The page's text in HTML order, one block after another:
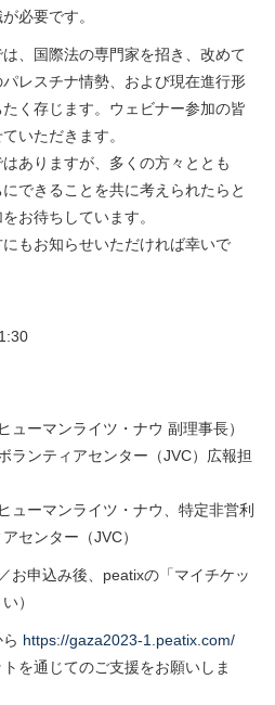
必要です。
、国際法の専門家を招き、改めて
レスチナ情勢、および現在進行形
く存じます。ウェビナー参加の皆
いただきます。
ありますが、多くの方々ととも
できることを共に考えられたらと
お待ちしています。
もお知らせいただければ幸いで
ューマンライツ・ナウ 副理事長）
ランティアセンター（JVC）広報担
ューマンライツ・ナウ、特定非営利
センター（JVC）
お申込み後、peatixの「マイチケッ
）
https://gaza2023-1.peatix.com/
を通じてのご支援をお願いしま